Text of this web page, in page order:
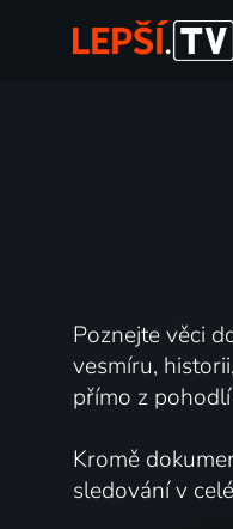
Poznejte věci
vesmíru,
přímo z
Kromě
sledování v